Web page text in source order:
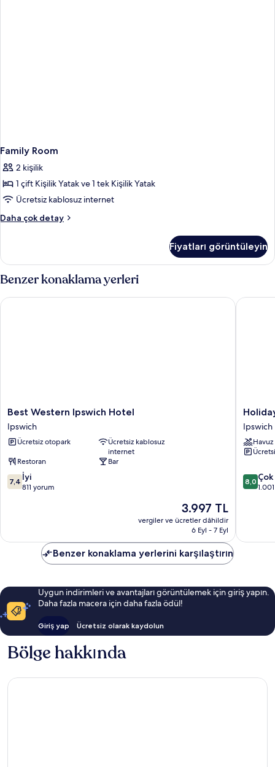
Family Room
2 kişilik
1 çift Kişilik Yatak ve 1 tek Kişilik Yatak
Ücretsiz kablosuz internet
Daha çok detay
Family
fazla
detay
Fiyatları görüntüleyin
Benzer konaklama yerleri
Best
Western
Ipswich
Hotel
Best Western Ipswich Hotel
Ipswich
Ücretsiz otopark
Ücretsiz kablosuz
internet
Restoran
Bar
10
üzerinden
7,4 İyi
811 yorum
Güncel
fiyat:
3.997 TL
3.997 TL
vergiler ve ücretler dâhildir
6 Eyl - 7 Eyl
Best Western Ipswich Hotel
Holiday
Inn
Ipswich
by
IHG
Ipswich
Havuz
10
yorum
8,0
Holiday
Benzer konaklama yerlerini karşılaştırın
Uygun indirimleri ve avantajları görüntülemek için giriş yapın.
Daha fazla macera için daha fazla ödül!
Giriş yap Ücretsiz olarak kaydolun
Bölge hakkında